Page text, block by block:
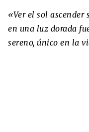
«Ver el sol
en una luz dorada
sereno, único en la